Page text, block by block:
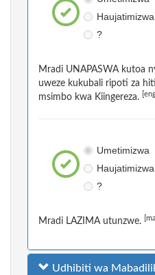
Haujatimizwa
?
Mradi UNAPASWA kutoa
uweze kukubali ripoti za
msimbo kwa Kiingereza.
Umetimizwa
Haujatimizwa
?
Mradi LAZIMA utunzwe.
Udhibiti wa